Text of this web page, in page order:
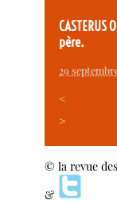
père.
29
<
>
© la revue
&